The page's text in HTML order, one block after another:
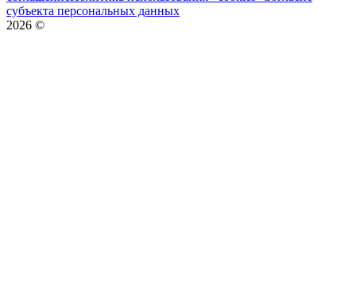
субъекта персональных данных
2026 ©